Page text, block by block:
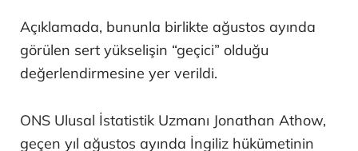
Açıklamada, bununla birlikte ağustos ayında
görülen sert yükselişin “geçici” olduğu
değerlendirmesine yer verildi.
ONS Ulusal İstatistik Uzmanı Jonathan Athow,
geçen yıl ağustos ayında İngiliz hükümetinin